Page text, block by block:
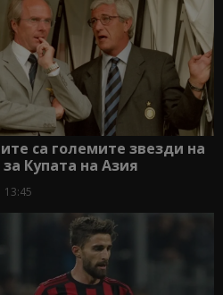
са големите звезди на
Купата на Азия
13:45